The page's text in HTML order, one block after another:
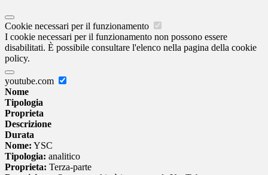
Cookie necessari per il funzionamento
I cookie necessari per il funzionamento non possono essere
disabilitati. È possibile consultare l'elenco nella pagina della cookie
policy.
youtube.com
Nome
Tipologia
Proprieta
Descrizione
Durata
Nome: YSC
Tipologia: analitico
Proprieta: Terza-parte